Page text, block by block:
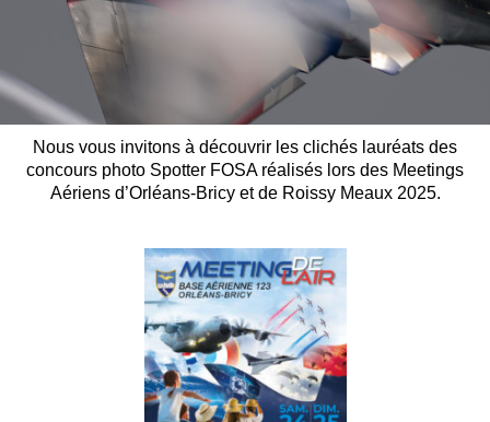
Nous vous invitons à découvrir les clichés lauréats des
concours photo Spotter FOSA réalisés lors des Meetings
Aériens d’Orléans-Bricy et de Roissy Meaux 2025.